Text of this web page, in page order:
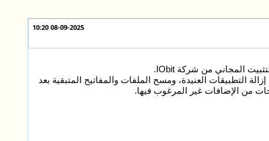
08-09-2025 10:20
التطبيقات العنيدة، ومسح الملفات والمفاتيح المتبقية بعد
من الإضافات غير المرغوب فيها.